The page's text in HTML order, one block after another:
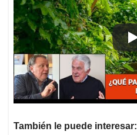
También le puede interesar: